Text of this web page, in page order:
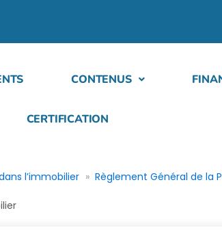
CONTENUS
CERTIFICATION
l’immobilier Règlement Général de la